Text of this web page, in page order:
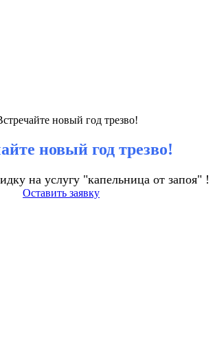
новый год трезво!
на услугу "капельница от запоя" !
Оставить заявку